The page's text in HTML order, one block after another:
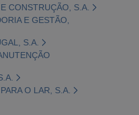
CONSTRUÇÃO, S.A.
E GESTÃO,
S.A.
O LAR, S.A.